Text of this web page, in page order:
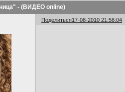
- (ВИДЕО online)
Поделиться17-08-2010 21:58:04